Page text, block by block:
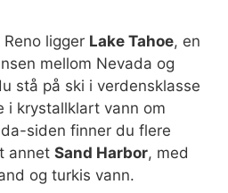
ligger Lake Tahoe, en
mellom Nevada og
stå på ski i verdensklasse
i krystallklart vann om
siden finner du flere
annet Sand Harbor, med
og turkis vann.